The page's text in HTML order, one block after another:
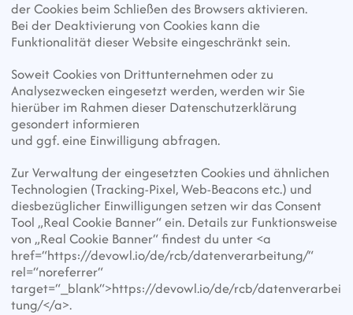
der Cookies beim Schließen des Browsers aktivieren.
Bei der Deaktivierung von Cookies kann die
Funktionalität dieser Website eingeschränkt sein.
Soweit Cookies von Drittunternehmen oder zu
Analysezwecken eingesetzt werden, werden wir Sie
hierüber im Rahmen dieser Datenschutzerklärung
gesondert informieren
und ggf. eine Einwilligung abfragen.
Zur Verwaltung der eingesetzten Cookies und ähnlichen
Technologien (Tracking-Pixel, Web-Beacons etc.) und
diesbezüglicher Einwilligungen setzen wir das Consent
Tool „Real Cookie Banner“ ein. Details zur Funktionsweise
von „Real Cookie Banner“ findest du unter <a
href=“https://devowl.io/de/rcb/datenverarbeitung/“
rel=“noreferrer“
target=“_blank“>https://devowl.io/de/rcb/datenverarbei
tung/</a>.